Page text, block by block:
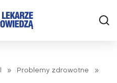
» Problemy zdrowotne
»